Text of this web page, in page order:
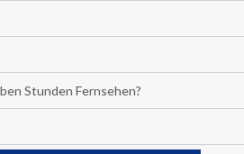
Stunden Fernsehen?